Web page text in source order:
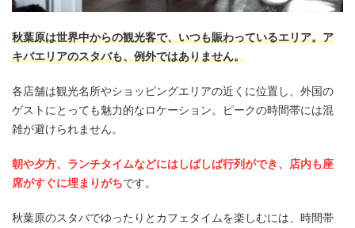
秋葉原は世界中からの観光客で、いつも賑わっているエリア。ア
キバエリアのスタバも、例外ではありません。
各店舗は観光名所やショッピングエリアの近くに位置し、外国の
ゲストにとっても魅力的なロケーション。ピークの時間帯には混
雑が避けられません。
朝や夕方、ランチタイムなどにはしばしば行列ができ、店内も座
席がすぐに埋まりがちです。
秋葉原のスタバでゆったりとカフェタイムを楽しむには、時間帯